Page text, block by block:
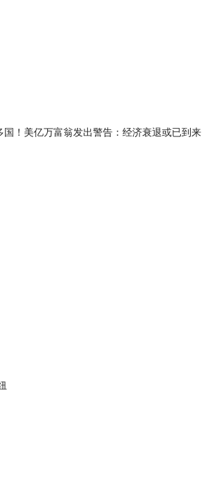
！美亿万富翁发出警告：经济衰退或已到来